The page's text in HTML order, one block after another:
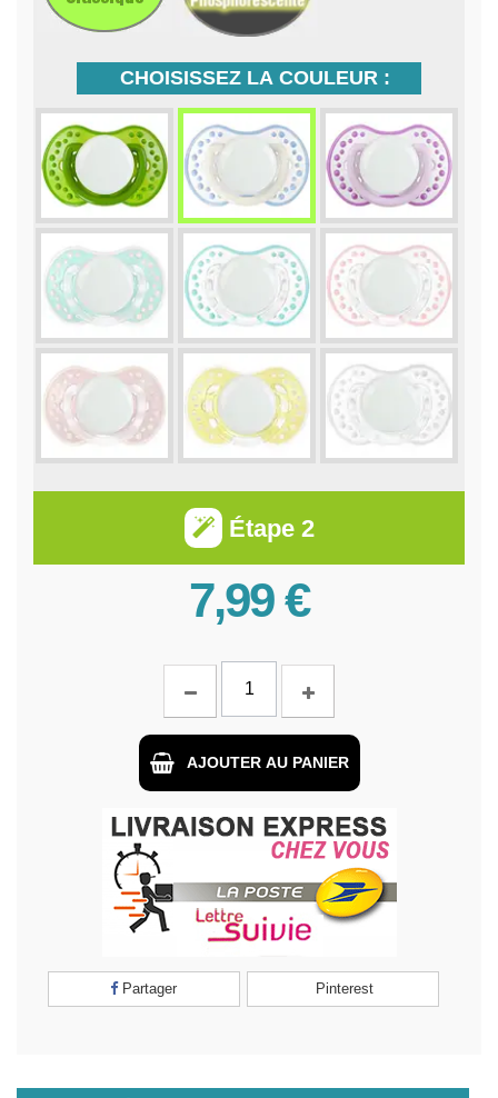
CHOISISSEZ LA COULEUR :
Étape 2
7,99 €
AJOUTER AU PANIER
Partager Pinterest